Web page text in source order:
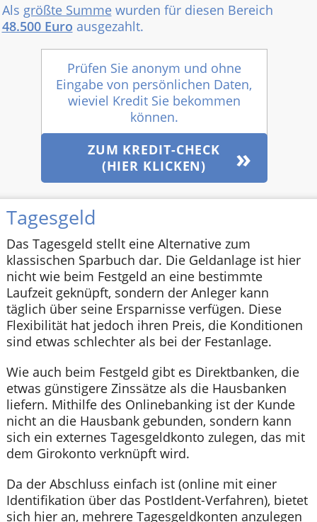
Als größte Summewurden für diesen Bereich
48.500 Euro ausgezahlt.
Prüfen Sie anonym und ohne
Eingabe von persönlichen Daten,
wieviel Kredit Sie bekommen
können.
ZUM KREDIT-CHECK
(HIER KLICKEN)
Tagesgeld
Das Tagesgeld stellt eine Alternative zum
klassischen Sparbuch dar. Die Geldanlage ist hier
nicht wie beim Festgeld an eine bestimmte
Laufzeit geknüpft, sondern der Anleger kann
täglich über seine Ersparnisse verfügen. Diese
Flexibilität hat jedoch ihren Preis, die Konditionen
sind etwas schlechter als bei der Festanlage.
Wie auch beim Festgeld gibt es Direktbanken, die
etwas günstigere Zinssätze als die Hausbanken
liefern. Mithilfe des Onlinebanking ist der Kunde
nicht an die Hausbank gebunden, sondern kann
sich ein externes Tagesgeldkonto zulegen, das mit
dem Girokonto verknüpft wird.
Da der Abschluss einfach ist (online mit einer
Identifikation über das PostIdent-Verfahren), bietet
sich hier an, mehrere Tagesgeldkonten anzulegen